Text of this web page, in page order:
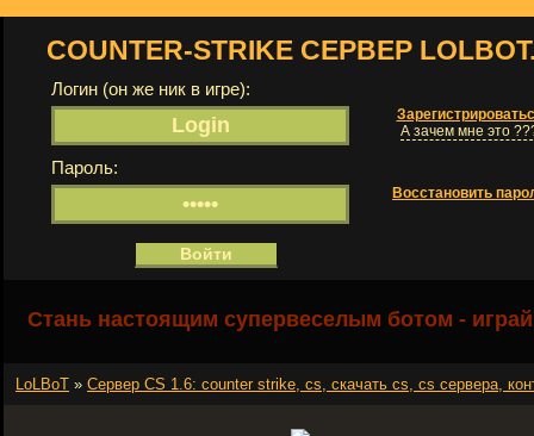
COUNTER-STRIKE СЕРВЕР
Логин (он же ник в игре):
А зачем мне это
Пароль:
Восстановить
Стань настоящим супервеселым ботом -
LoLBoT » Сервер СS 1.6: counter strike, cs, скачать cs, cs сервера,